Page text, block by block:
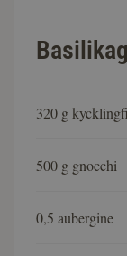
320 g
500 g gnocchi
0,5 aubergine